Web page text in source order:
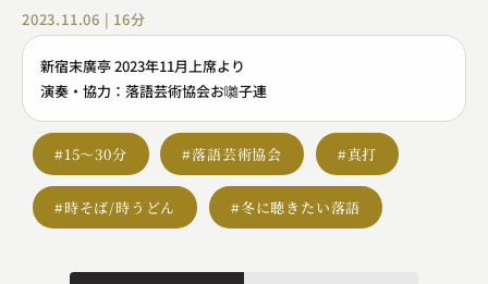
2023.11.06 | 16分
新宿末廣亭 2023年11月上席より
演奏・協力：落語芸術協会お囃子連
#15～30分 #落語芸術協会 #真打
#時そば/時うどん #冬に聴きたい落語